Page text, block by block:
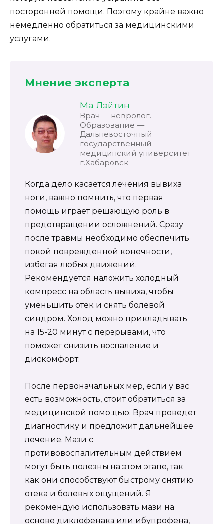
посторонней помощи. Поэтому крайне важно
немедленно обратиться за медицинскими
услугами.
Мнение эксперта
Ма Лэйтин
Врач — невролог.
Образование —
Дальневосточный
государственный
медицинский университет
г.Хабаровск
Когда дело касается лечения вывиха
ноги, важно помнить, что первая
помощь играет решающую роль в
предотвращении осложнений. Сразу
после травмы необходимо обеспечить
покой поврежденной конечности,
избегая любых движений.
Рекомендуется наложить холодный
компресс на область вывиха, чтобы
уменьшить отек и снять болевой
синдром. Холод можно прикладывать
на 15-20 минут с перерывами, что
поможет снизить воспаление и
дискомфорт.
После первоначальных мер, если у вас
есть возможность, стоит обратиться за
медицинской помощью. Врач проведет
диагностику и предложит дальнейшее
лечение. Мази с
противовоспалительным действием
могут быть полезны на этом этапе, так
как они способствуют быстрому снятию
отека и болевых ощущений. Я
рекомендую использовать мази на
основе диклофенака или ибупрофена,